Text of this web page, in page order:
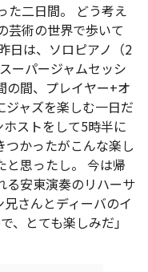
た二日間。 どう考え
芸術の世界で歩いて
日は、ソロピアノ（2
ーパージャムセッシ
の間、プレイヤー+オ
ャズを楽しむ一日だ
ストをして5時半に
かったがこんな楽し
と思ったし。 今は帰
る安東演奏のリハーサ
さんとディーバのイ
、とても楽しみだ」